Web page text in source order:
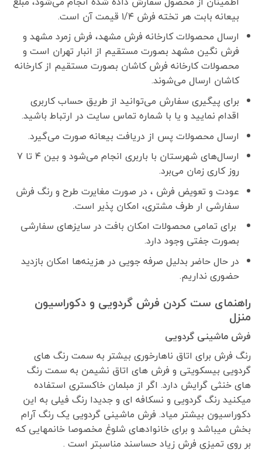
بیعانه بابت هر تخته فرش ۱/۴ قیمت آن است.
ارسال محصولات کارخانه فرش مشهد، فرش زمرد مشهد و
فرش نگین مشهد بصورت مستقیم از انبار تهران است و
محصولات کارخانه فرش کاشان بصورت مستقیم از کارخانه
کاشان ارسال می‌شوند.
برای پیگیری سفارش می‌توانید از طریق حساب کاربری
اقدام نمایید و یا با شماره تماس سایت در ارتباط باشید.
ارسال محصولات پس از دریافت بیعانه صورت می‌گیرد.
ارسال‌های شهرستان با باربری انجام می‌شود و بین ۴ تا ۷
روز کاری زمان می‌برد.
عودت و تعویض فرش ، در صورت مغایرت طرح و رنگ فرش
سفارشی ار طرف مشتری، امکان پذیر است.
برای تمامی محصولات امکان بافت در سایزهای سفارشی
بصورت جفتی وجود دارد.
در حال حاضر بدلیل صرفه جویی در هزینه‌ها امکان بازدید
حضوری نداریم.
راهنمای ست کردن فرش گردویی و دکوراسیون
منزل
فرش ماشینی گردویی
رنگ فرش برای اتاق ناهارخوری بیشتر به سمت رنگ های
گردویی بیسکویتی و فرش های اتاق نشیمن به سمت رنگ
های خنثی گرایش دارد. اگر از مبلمان خاکستری استفاده
میکنید رنگ گردویی و نسکافه ای و جدیدا رنگ فیلی به این
دکوراسیون بیشتر میاد. فرش ماشینی گردویی یک رنگ آرام
بخش میباشد و برای خانوادهای شلوغ مخصوصا خانمهایی که
بر روی تمیزی فرش زیاد حساسند مناسبتر است .